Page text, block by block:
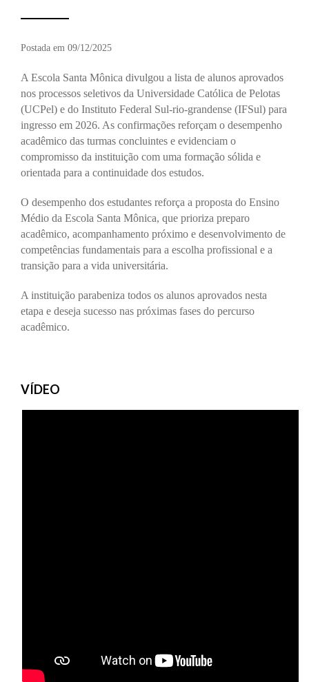
Postada em 09/12/2025
A Escola Santa Mônica divulgou a lista de alunos aprovados
nos processos seletivos da Universidade Católica de Pelotas
(UCPel) e do Instituto Federal Sul-rio-grandense (IFSul) para
ingresso em 2026. As confirmações reforçam o desempenho
acadêmico das turmas concluintes e evidenciam o
compromisso da instituição com uma formação sólida e
orientada para a continuidade dos estudos.
O desempenho dos estudantes reforça a proposta do Ensino
Médio da Escola Santa Mônica, que prioriza preparo
acadêmico, acompanhamento próximo e desenvolvimento de
competências fundamentais para a escolha profissional e a
transição para a vida universitária.
A instituição parabeniza todos os alunos aprovados nesta
etapa e deseja sucesso nas próximas fases do percurso
acadêmico.
VÍDEO